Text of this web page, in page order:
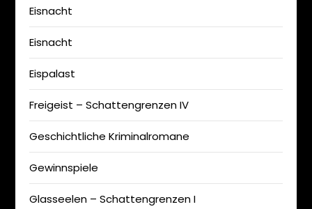
Eisnacht
Eisnacht
Eispalast
Freigeist – Schattengrenzen IV
Geschichtliche Kriminalromane
Gewinnspiele
Glasseelen – Schattengrenzen I